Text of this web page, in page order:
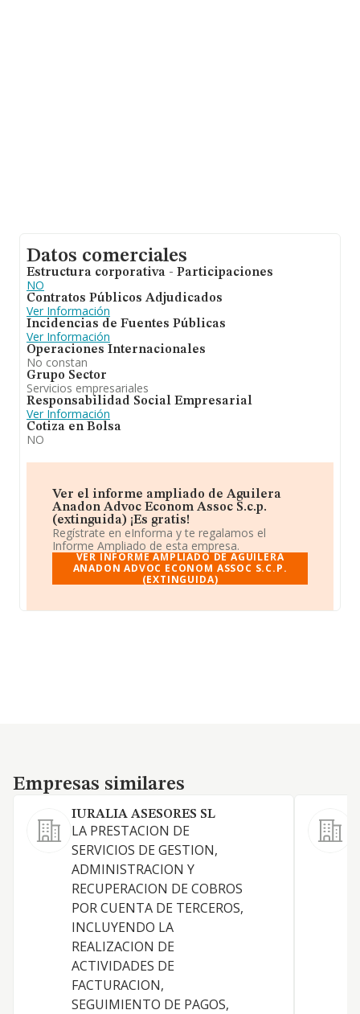
Datos comerciales
Estructura corporativa - Participaciones
NO
Contratos Públicos Adjudicados
Ver Información
Incidencias de Fuentes Públicas
Ver Información
Operaciones Internacionales
No constan
Grupo Sector
Servicios empresariales
Responsabilidad Social Empresarial
Ver Información
Cotiza en Bolsa
NO
Ver el informe ampliado de Aguilera
Anadon Advoc Econom Assoc S.c.p.
(extinguida) ¡Es gratis!
Regístrate en eInforma y te regalamos el
Informe Ampliado de esta empresa.
VER INFORME AMPLIADO DE AGUILERA
ANADON ADVOC ECONOM ASSOC S.C.P.
(EXTINGUIDA)
Empresas similares
Empresas similares
IURALIA ASESORES SL
LA PRESTACION DE
SERVICIOS DE GESTION,
ADMINISTRACION Y
RECUPERACION DE COBROS
POR CUENTA DE TERCEROS,
INCLUYENDO LA
REALIZACION DE
ACTIVIDADES DE
FACTURACION,
SEGUIMIENTO DE PAGOS,